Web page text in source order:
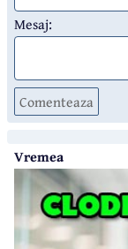
Mesaj:
Comenteaza
Vremea